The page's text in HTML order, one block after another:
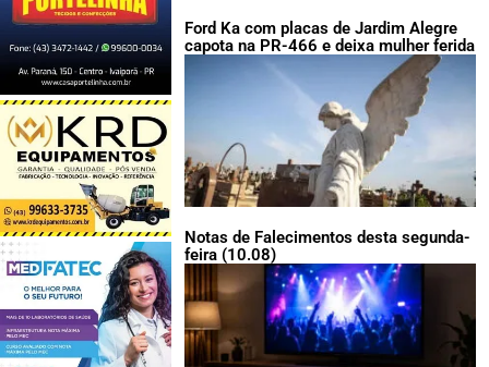
Ford Ka com placas de Jardim Alegre
capota na PR-466 e deixa mulher ferida
Notas de Falecimentos desta segunda-
feira (10.08)